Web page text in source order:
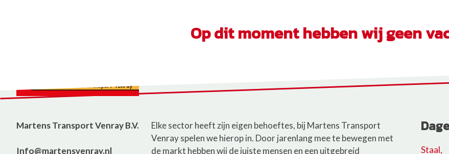
Op dit moment hebben wij geen
Martens Transport Venray B.V.
Info@martensvenray.nl
Elke sector heeft zijn eigen behoeftes, bij Martens Transport
Venray spelen we hierop in. Door jarenlang mee te bewegen met
de markt hebben wij de juiste mensen en een uitgebreid
Staal,